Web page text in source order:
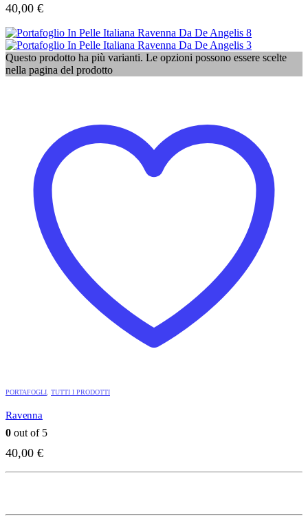
40,00 €
Questo prodotto ha più varianti. Le opzioni possono essere scelte
nella pagina del prodotto
PORTAFOGLI TUTTI I PRODOTTI
Ravenna
0 out of 5
40,00 €